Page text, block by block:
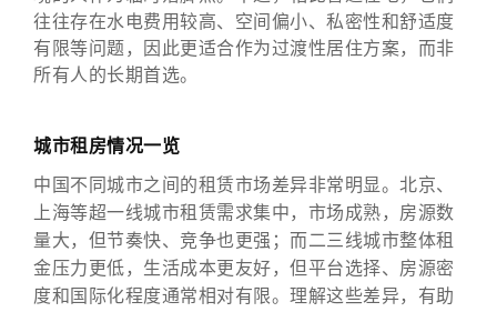
往往存在水电费用较高、空间偏小、私密性和舒适度
有限等问题，因此更适合作为过渡性居住方案，而非
所有人的长期首选。
城市租房情况一览
中国不同城市之间的租赁市场差异非常明显。北京、
上海等超一线城市租赁需求集中，市场成熟，房源数
量大，但节奏快、竞争也更强；而二三线城市整体租
金压力更低，生活成本更友好，但平台选择、房源密
度和国际化程度通常相对有限。理解这些差异，有助